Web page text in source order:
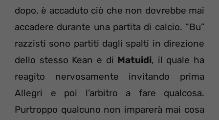
dopo, è accaduto ciò che non dovrebbe mai
accadere durante una partita di calcio. “Bu”
razzisti sono partiti dagli spalti in direzione
dello stesso Kean e di Matuidi, il quale ha
reagito nervosamente invitando prima
Allegri e poi l’arbitro a fare qualcosa.
Purtroppo qualcuno non imparerà mai cosa